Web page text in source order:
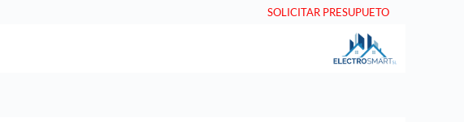
SOLICITAR PRESUPUETO